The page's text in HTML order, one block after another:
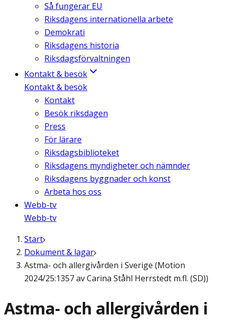
Så fungerar EU
Riksdagens internationella arbete
Demokrati
Riksdagens historia
Riksdagsförvaltningen
Kontakt & besök
Kontakt & besök
Kontakt
Besök riksdagen
Press
För lärare
Riksdagsbiblioteket
Riksdagens myndigheter och nämnder
Riksdagens byggnader och konst
Arbeta hos oss
Webb-tv
Webb-tv
Start
Dokument & lagar
Astma- och allergivården i Sverige (Motion
2024/25:1357 av Carina Ståhl Herrstedt m.fl. (SD))
Astma- och allergivården i